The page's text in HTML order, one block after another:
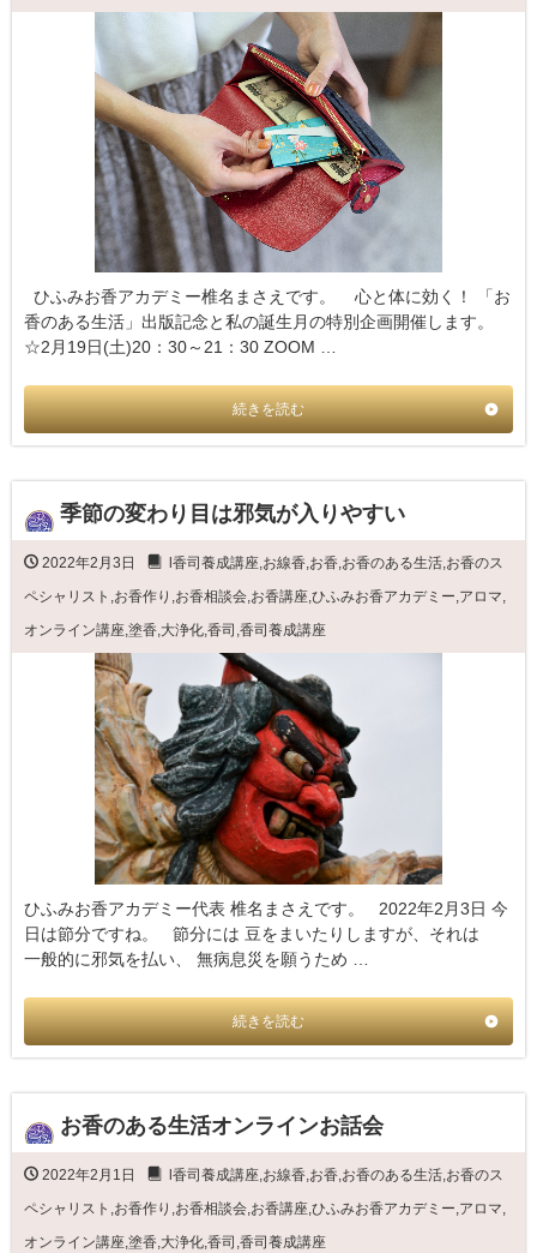
ひふみお香アカデミー椎名まさえです。 心と体に効く！ 「お
香のある生活」出版記念と私の誕生月の特別企画開催します。
☆2月19日(土)20：30～21：30 ZOOM …
続きを読む
季節の変わり目は邪気が入りやすい
2022年2月3日 l香司養成講座,お線香,お香,お香のある生活,お香のス
ペシャリスト ,お香作り ,お香相談会,お香講座,ひふみお香アカデミー,アロマ,
オンライン講座,塗香,大浄化,香司 ,香司養成講座
ひふみお香アカデミー代表 椎名まさえです。 2022年2月3日 今
日は節分ですね。 節分には 豆をまいたりしますが、それは
一般的に邪気を払い、 無病息災を願うため …
続きを読む
お香のある生活オンラインお話会
2022年2月1日 l香司養成講座,お線香,お香,お香のある生活,お香のス
ペシャリスト ,お香作り ,お香相談会,お香講座,ひふみお香アカデミー,アロマ,
オンライン講座,塗香,大浄化,香司 ,香司養成講座